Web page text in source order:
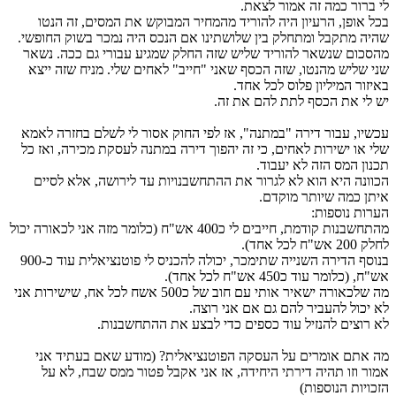
לי ברור כמה זה אמור לצאת.
בכל אופן, הרעיון היה להוריד מהמחיר המבוקש את המסים, זה הנטו
שהיה מתקבל ומתחלק בין שלושתינו אם הנכס היה נמכר בשוק החופשי.
מהסכום שנשאר להוריד שליש שזה החלק שמגיע עבורי גם ככה. נשאר
שני שליש מהנטו, שזה הכסף שאני "חייב" לאחים שלי. מניח שזה ייצא
באיזור המיליון פלוס לכל אחד.
יש לי את הכסף לתת להם את זה.
עכשיו, עבור דירה "במתנה", אז לפי החוק אסור לי לשלם בחזרה לאמא
שלי או ישירות לאחים, כי זה יהפוך דירה במתנה לעסקת מכירה, ואז כל
תכנון המס הזה לא יעבוד.
הכוונה היא הוא לא לגרור את ההתחשבנויות עד לירושה, אלא לסיים
איתן כמה שיותר מוקדם.
הערות נוספות:
מהתחשבנות קודמת, חייבים לי כ400 אש"ח (כלומר מזה אני לכאורה יכול
לחלק 200 אש"ח לכל אחד).
בנוסף הדירה השנייה שתימכר, יכולה להכניס לי פוטנציאלית עוד כ-900
אש"ח, (כלומר עוד כ450 אש"ח לכל אחד).
מה שלכאורה ישאיר אותי עם חוב של כ500 אשח לכל אח, שישירות אני
לא יכול להעביר להם גם אם אני רוצה.
לא רוצים להנזיל עוד כספים כדי לבצע את ההתחשבנות.
מה אתם אומרים על העסקה הפוטנציאלית? (מודע שאם בעתיד אני
אמור וזו תהיה דירתי היחידה, אז אני אקבל פטור ממס שבח, לא על
הזכויות הנוספות)